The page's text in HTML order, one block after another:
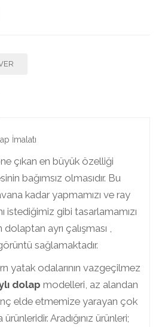
İmalatı
çıkan en büyük özelliği
bağımsız olmasıdır. Bu
kadar yapmamızı ve ray
istediğimiz gibi tasarlamamızı
ayrı çalışması ,
sağlamaktadır.
yatak odalarının vazgeçilmez
dolap modelleri, az alandan
elde etmemize yarayan çok
Aradığınız ürünleri;